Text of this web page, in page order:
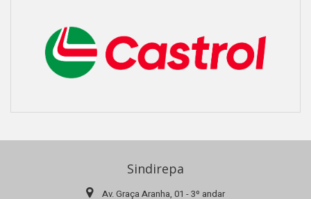
Sindirepa
Av. Graça Aranha, 01 - 3º andar